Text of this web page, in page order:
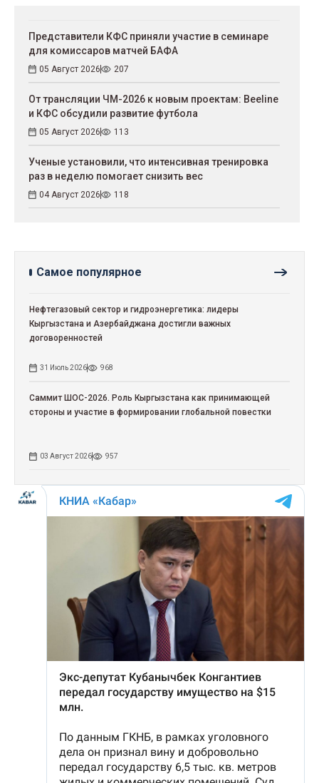
Представители КФС приняли участие в семинаре
для комиссаров матчей БАФА
05 Август 2026 207
От трансляции ЧМ-2026 к новым проектам: Beeline
и КФС обсудили развитие футбола
05 Август 2026 113
Ученые установили, что интенсивная тренировка
раз в неделю помогает снизить вес
04 Август 2026 118
Самое популярное
Нефтегазовый сектор и гидроэнергетика: лидеры
Кыргызстана и Азербайджана достигли важных
договоренностей
31 Июль 2026 968
Саммит ШОС-2026. Роль Кыргызстана как принимающей
стороны и участие в формировании глобальной повестки
03 Август 2026 957